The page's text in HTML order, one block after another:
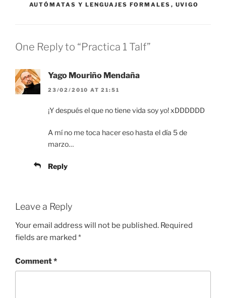
AUTÓMATAS Y LENGUAJES FORMALES , UVIGO
One Reply to “Practica 1 Talf”
Yago Mouriño Mendaña
23/02/2010 AT 21:51
¡Y después el que no tiene vida soy yo! xDDDDDD
A mí no me toca hacer eso hasta el día 5 de
marzo…
Reply
Leave a Reply
Your email address will not be published. Required
fields are marked *
Comment*